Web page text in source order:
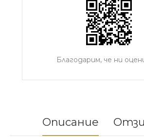
Благодарим, че ни
Описание